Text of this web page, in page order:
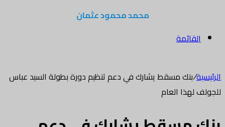
محمد محمود عثمان
القائمة
الرئيسية/بنك مسقط يشارك في دعم تنظيم دورة بطولة السيد عباس
للجولف لهذا العام